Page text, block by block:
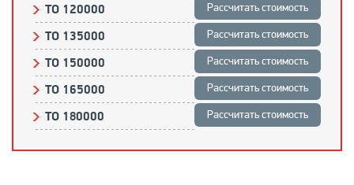
ТО 120000 Рассчитать стоимость
ТО 135000 Рассчитать стоимость
ТО 150000 Рассчитать стоимость
ТО 165000 Рассчитать стоимость
ТО 180000 Рассчитать стоимость